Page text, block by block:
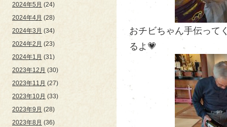
2024年5月 (24)
2024年4月 (28)
2024年3月 (34)
2024年2月 (23)
2024年1月 (31)
2023年12月 (30)
2023年11月 (27)
2023年10月 (33)
2023年9月 (28)
2023年8月 (36)
おチビちゃん手伝って
るよ💗